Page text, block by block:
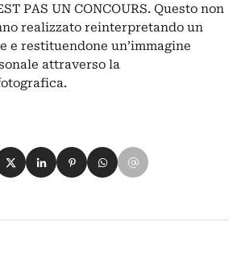
PAS UN CONCOURS. Questo non
realizzato reinterpretando un
e restituendone un’immagine
attraverso la
su Facebook
su X
Condividi su LinkedIn
Condividi su Pinterest
Condividi su WhatsApp
Condividi su Email